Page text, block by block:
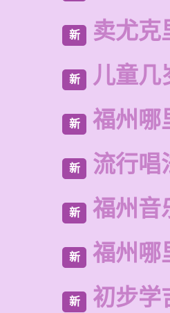
新 卖尤克
新 儿童几
新 福州哪
新 流行唱
新 福州音
新 福州哪
新 初步学